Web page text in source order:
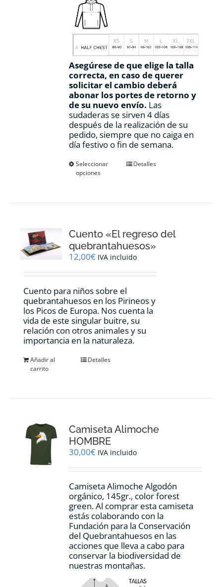
Asegúrese de que elige la talla
correcta, en caso de querer
solicitar el cambio deberá
abonar los portes de retorno y
de su nuevo envío. Las
sudaderas se sirven 4 días
después de la realización de su
pedido, siempre que no caiga en
día festivo o fin de semana.
Seleccionar
opciones
Este
se
pueden
elegir
en
la
producto
Detalles
Cuento «El regreso del
quebrantahuesos»
12,00€ IVA incluido
Cuento para niños sobre el
quebrantahuesos en los Pirineos y
los Picos de Europa. Nos cuenta la
vida de este singular buitre, su
relación con otros animales y su
importancia en la naturaleza.
Añadir al
carrito
Detalles
Camiseta Alimoche
HOMBRE
30,00€ IVA incluido
Camiseta Alimoche Algodón
orgánico, 145gr., color forest
green. Al comprar esta camiseta
estás colaborando con la
Fundación para la Conservación
del Quebrantahuesos en las
acciones que lleva a cabo para
conservar la biodiversidad de
nuestras montañas.